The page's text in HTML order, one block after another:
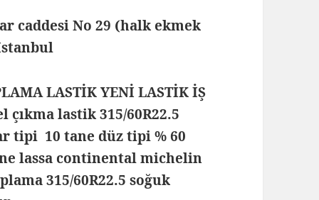
caddesi No 29 (halk ekmek
LASTİK YENİ LASTİK İŞ
çıkma lastik 315/60R22.5
tipi 10 tane düz tipi % 60
lassa continental michelin
315/60R22.5 soğuk